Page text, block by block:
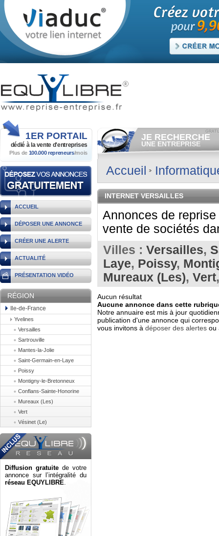
1ER PORTAIL
dédié à la vente d'entreprises
Plus de 100.000 repreneurs/mois
ACCUEIL
DÉPOSER UNE ANNONCE
CRÉER UNE ALERTE
ACTUALITÉ
PRÉSENTATION VIDÉO
RÉGION
Ile-de-France
Yvelines
Versailles
Sartrouville
Mantes-la-Jolie
Saint-Germain-en-Laye
Poissy
Montigny-le-Bretonneux
Conflans-Sainte-Honorine
Mureaux (Les)
Vert
Vésinet (Le)
Diffusion gratuite de votre
annonce sur l’intégralité du
réseau EQUYLIBRE.
JE RECHERCHE
UNE ENTREPRISE
Consulter gratuitementles
vendre.
Et/ou déposer gratuitement
votre recherche d'entreprise.
RECHERCHER UNE
ANNONCE
Accueil
INTERNET VERSAILLES
Annonces de
vente de sociétés
Villes : Versailles,
Laye, Poissy,
Mureaux (Les), Vert
Aucun résultat
Aucune annonce dans cette
Notre annuaire est mis à jour
publication d'une annonce qui
vous invitons à déposer des alertes ou